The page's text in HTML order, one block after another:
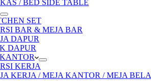
/ BED SIDE TABLE
SET
BAR & MEJA BAR
DAPUR
DAPUR
KERJA
KERJA / MEJA KANTOR / MEJA